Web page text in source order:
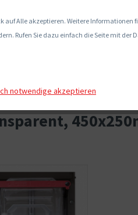
auf Alle akzeptieren. Weitere
Rufen Sie dazu einfach die Seite mit der
notwendige akzeptieren